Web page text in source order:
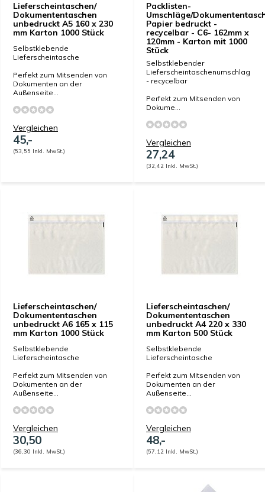
Lieferscheintaschen/
Dokumententaschen
unbedruckt A5 160 x 230
mm Karton 1000 Stück
Selbstklebende
Lieferscheintasche
Perfekt zum Mitsenden von
Dokumenten an der
Außenseite...
Vergleichen
45,-
(53,55 Inkl. MwSt.)
Packlisten-
Umschläge/
Papier bedruckt -
recycelbar - C6- 162mm x
120mm - Karton mit 1000
Stück
Selbstklebender
Lieferscheintaschenumschlag
- recycelbar
Perfekt zum Mitsenden von
Dokume...
Vergleichen
27,24
(32,42 Inkl. MwSt.)
Lieferscheintaschen/
Dokumententaschen
unbedruckt A6 165 x 115
mm Karton 1000 Stück
Selbstklebende
Lieferscheintasche
Perfekt zum Mitsenden von
Dokumenten an der
Außenseite...
Vergleichen
30,50
(36,30 Inkl. MwSt.)
Lieferscheintaschen/
Dokumententaschen
unbedruckt A4 220 x 330
mm Karton 500 Stück
Selbstklebende
Lieferscheintasche
Perfekt zum Mitsenden von
Dokumenten an der
Außenseite...
Vergleichen
48,-
(57,12 Inkl. MwSt.)